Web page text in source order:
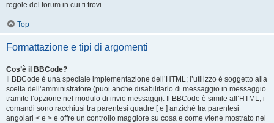
regole del forum in cui ti trovi.
Top
Formattazione e tipi di argomenti
Cos’è il BBCode?
Il BBCode è una speciale implementazione dell’HTML; l’utilizzo è soggetto alla
scelta dell’amministratore (puoi anche disabilitarlo di messaggio in messaggio
tramite l’opzione nel modulo di invio messaggi). Il BBCode è simile all’HTML, i
comandi sono racchiusi tra parentesi quadre [ e ] anziché tra parentesi
angolari < e > e offre un controllo maggiore su cosa e come viene mostrato nei